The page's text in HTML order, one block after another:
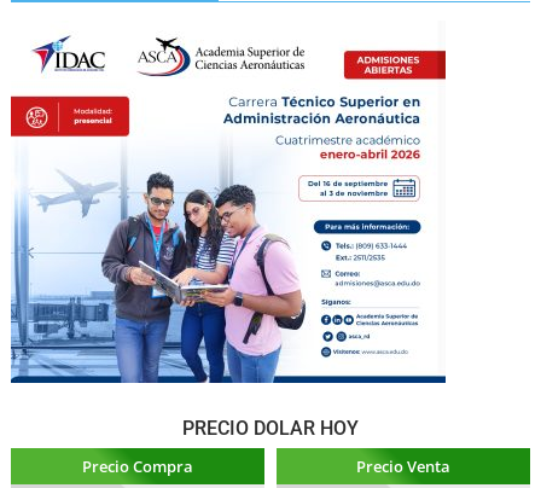
PRECIO DOLAR HOY
Precio Compra Precio Venta